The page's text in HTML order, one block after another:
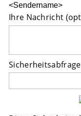
<Sendername>
Ihre Nachricht